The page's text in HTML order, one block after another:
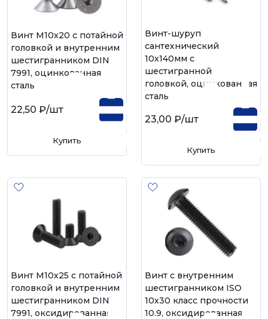
Винт М10х20 с потайной
головкой и внутренним
шестигранником DIN
7991, оцинкованная
сталь
22,50 ₽/шт
Купить
Винт-шуруп
сантехнический
10х140мм с
шестигранной
головкой, оцинкованная
сталь
23,00 ₽/шт
Купить
Винт М10х25 с потайной
головкой и внутренним
шестигранником DIN
7991, оксидированная
Винт с внутренним
шестигранником ISO
10х30 класс прочности
10.9, оксидированная